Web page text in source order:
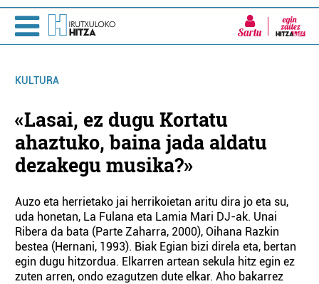
Sartu
KULTURA
«Lasai, ez dugu Kortatu
ahaztuko, baina jada aldatu
dezakegu musika?»
Auzo eta herrietako jai herrikoietan aritu dira jo eta su,
uda honetan, La Fulana eta Lamia Mari DJ-ak. Unai
Ribera da bata (Parte Zaharra, 2000), Oihana Razkin
bestea (Hernani, 1993). Biak Egian bizi direla eta, bertan
egin dugu hitzordua. Elkarren artean sekula hitz egin ez
zuten arren, ondo ezagutzen dute elkar. Aho bakarrez